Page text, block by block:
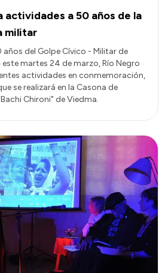
actividades a 50 años de la
militar
años del Golpe Cívico - Militar de
martes 24 de marzo, Río Negro
actividades en conmemoración,
se realizará en la Casona de
Chironi" de Viedma.